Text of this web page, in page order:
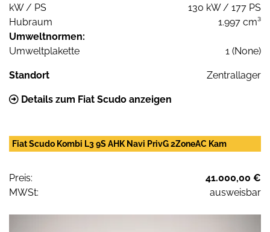
kW / PS
130 kW / 177 PS
Hubraum
1.997 cm³
Umweltnormen:
Umweltplakette
1 (None)
Standort Zentrallager
Details zum Fiat Scudo anzeigen
Fiat Scudo Kombi L3 9S AHK Navi PrivG 2ZoneAC Kam
Preis:
41.000,00 €
MWSt:
ausweisbar